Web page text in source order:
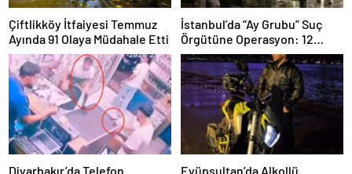
Çiftlikköy İtfaiyesi Temmuz
Ayında 91 Olaya Müdahale Etti
İstanbul’da “Ay Grubu” Suç
Örgütüne Operasyon: 12
Şüpheli Gözaltında
Diyarbakır’da Telefon Eyüpsultan’da Alkollü